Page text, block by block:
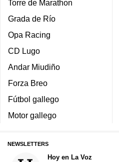
Torre de Marathon
Grada de Río
Opa Racing
CD Lugo
Andar Miudiño
Forza Breo
Fútbol gallego
Motor gallego
NEWSLETTERS
Hoy en La Voz